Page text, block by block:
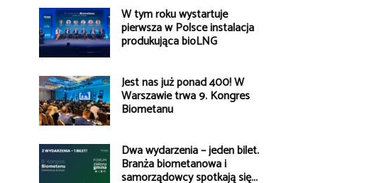
W tym roku wystartuje
pierwsza w Polsce instalacja
produkująca bioLNG
Jest nas już ponad 400! W
Warszawie trwa 9. Kongres
Biometanu
Dwa wydarzenia – jeden bilet.
Branża biometanowa i
samorządowcy spotkają się...